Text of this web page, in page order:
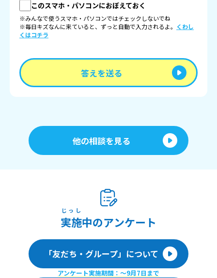
このスマホ・パソコンにおぼえておく
※みんなで使うスマホ・パソコンではチェックしないでね
※毎日キズなんに来ていると、ずっと自動で入力されるよ。 くわし
くはコチラ
答えを送る
他の相談を見る
実施
じっし
中のアンケート
「友だち・グループ」について
アンケート実施期間：〜9月7日まで